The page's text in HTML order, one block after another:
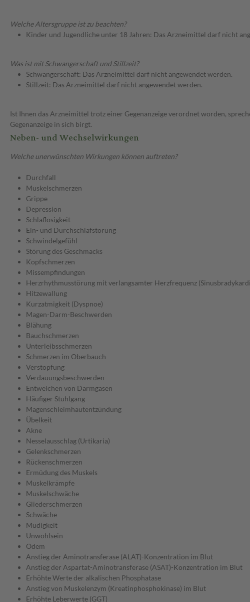
Welche Altersgruppe ist zu beachten?
Kinder und Jugendliche unter 18 Jahren: Das Arzneimittel darf nicht
Was ist mit Schwangerschaft und Stillzeit?
Schwangerschaft: Das Arzneimittel darf nicht angewendet werden.
Stillzeit: Das Arzneimittel darf nicht angewendet werden.
Ist Ihnen das Arzneimittel trotz einer Gegenanzeige verordnet worden,
Gegenanzeige in sich birgt.
Neben- und Wechselwirkungen
Welche unerwünschten Wirkungen können auftreten?
Durchfall
Muskelschmerzen
Grippe
Depression
Schlaflosigkeit
Ein- und Durchschlafstörung
Schwindelgefühl
Störung des Geschmacks
Kopfschmerzen
Missempfindungen
Herzrhythmusstörung mit verlangsamter Herzfrequenz
Hitzewallung
Kurzatmigkeit (Dyspnoe)
Magen-Darm-Beschwerden
Blähung
Bauchschmerzen
Unterleibsschmerzen
Schmerzen im Oberbauch
Verstopfung
Verdauungsbeschwerden
Entweichen von Darmgasen
Häufiger Stuhlgang
Magenschleimhautentzündung
Übelkeit
Akne
Nesselausschlag (Urtikaria)
Gelenkschmerzen
Rückenschmerzen
Ermüdung des Muskels
Muskelkrämpfe
Muskelschwäche
Gliederschmerzen
Schwäche
Müdigkeit
Unwohlsein
Ödem
Anstieg der Aminotransferase (ALAT)-Konzentration im Blut
Anstieg der Aspartat-Aminotransferase (ASAT)-Konzentration im Blut
Erhöhte Werte der alkalischen Phosphatase
Anstieg von Muskelenzym (Kreatinphosphokinase) im Blut
Erhöhte Leberwerte (GGT)